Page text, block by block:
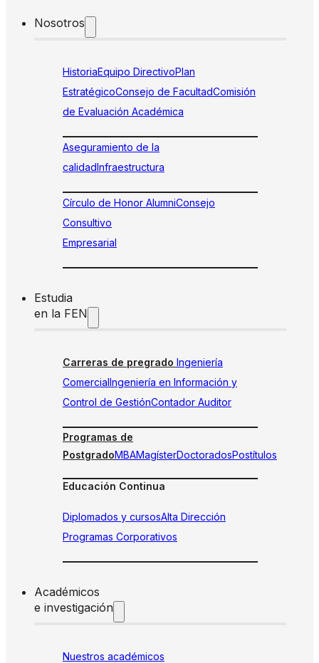
Nosotros
HistoriaEquipo DirectivoPlan
EstratégicoConsejo de FacultadComisión
de Evaluación Académica
Aseguramiento de la
calidadInfraestructura
Círculo de Honor AlumniConsejo
Consultivo
Empresarial
Estudia
en la FEN
Carreras de pregrado Ingeniería
ComercialIngeniería en Información y
Control de GestiónContador Auditor
Programas de
PostgradoMBAMagísterDoctoradosPostítulos
Educación Continua
Diplomados y cursosAlta Dirección
Programas Corporativos
Académicos
e investigación
Nuestros académicos